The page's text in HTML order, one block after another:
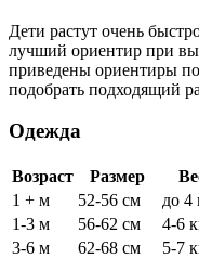
Дети растут очень
лучший ориентир при
приведены ориентиры по
подобрать подходящий
Одежда
Возраст Размер
1 + м
52-56 см
до 4
1-3 м
56-62 см
4-6
3-6 м
62-68 см
5-7